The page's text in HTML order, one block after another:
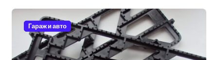
Гараж и авто